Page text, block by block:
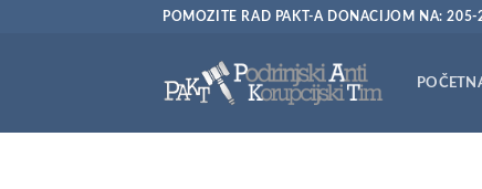
POMOZITE RAD PAKT-A DONACIJOM NA: